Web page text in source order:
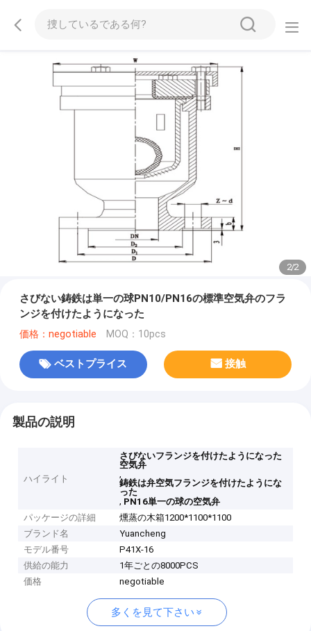
2/2
さびない鋳鉄は単一の球PN10/PN16の標準空気弁のフラ
ンジを付けたようになった
価格：negotiable MOQ：10pcs
ベストプライス 接触
製品の説明
ハイライト
さびないフランジを付けたようになった
空気弁
,
鋳鉄は弁空気フランジを付けたようにな
った
, PN16単一の球の空気弁
パッケージの詳細
燻蒸の木箱1200*1100*1100
ブランド名
Yuancheng
モデル番号
P41X-16
供給の能力
1年ごとの8000PCS
価格
negotiable
多くを見て下さい